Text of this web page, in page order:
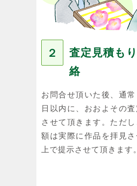
２
査定見積も
絡
お問合せ頂いた後、通
日以内に、おおよその
させて頂きます。ただ
額は実際に作品を拝見
上で提示させて頂きます。